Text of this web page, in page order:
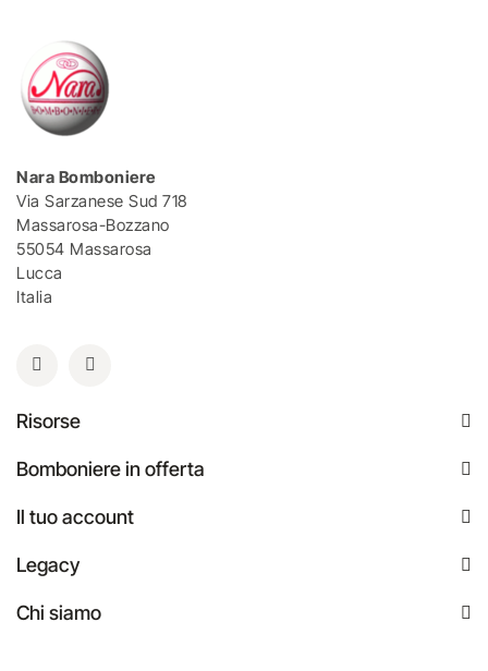
Nara Bomboniere
Via Sarzanese Sud 718
Massarosa-Bozzano
55054 Massarosa
Lucca
Italia
Risorse
Bomboniere in offerta
Il tuo account
Legacy
Chi siamo